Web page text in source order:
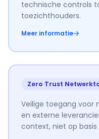
technische controls
toezichthouders.
Meer informatie
Zero Trust
Veilige toegang voor
en externe
context, niet op basis